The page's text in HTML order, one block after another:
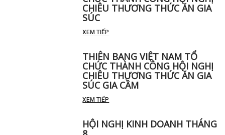
THIÊN BANG VIỆT NAM TỔ
CHỨC THÀNH CÔNG HỘI NGHỊ
CHIÊU THƯƠNG THỨC ĂN GIA
XEM TIẾP
THIÊN BANG VIỆT NAM TỔ
CHỨC THÀNH CÔNG HỘI NGHỊ
CHIÊU THƯƠNG THỨC ĂN GIA
XEM TIẾP